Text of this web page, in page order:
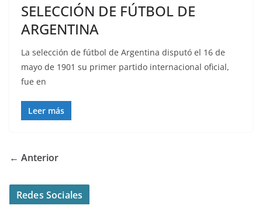
SELECCIÓN DE FÚTBOL DE
ARGENTINA
La selección de fútbol de Argentina disputó el 16 de
mayo de 1901 su primer partido internacional oficial,
fue en
Leer más
← Anterior
Redes Sociales